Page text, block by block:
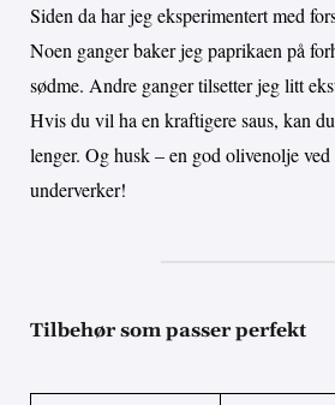
Siden da har jeg eksperimentert med
Noen ganger baker jeg paprikaen på
sødme. Andre ganger tilsetter jeg litt
Hvis du vil ha en kraftigere saus, kan
lenger. Og husk – en god olivenolje
underverker!
Tilbehør som passer perfekt